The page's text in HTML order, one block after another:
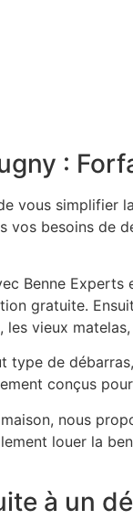
:
vous simplifier
besoins de
Benne
gratuite.
vieux
de
conçus
nous
louer la
à un